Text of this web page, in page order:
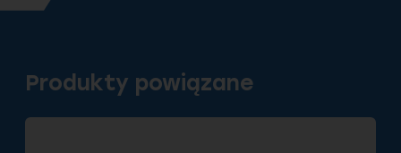
Produkty powiązane